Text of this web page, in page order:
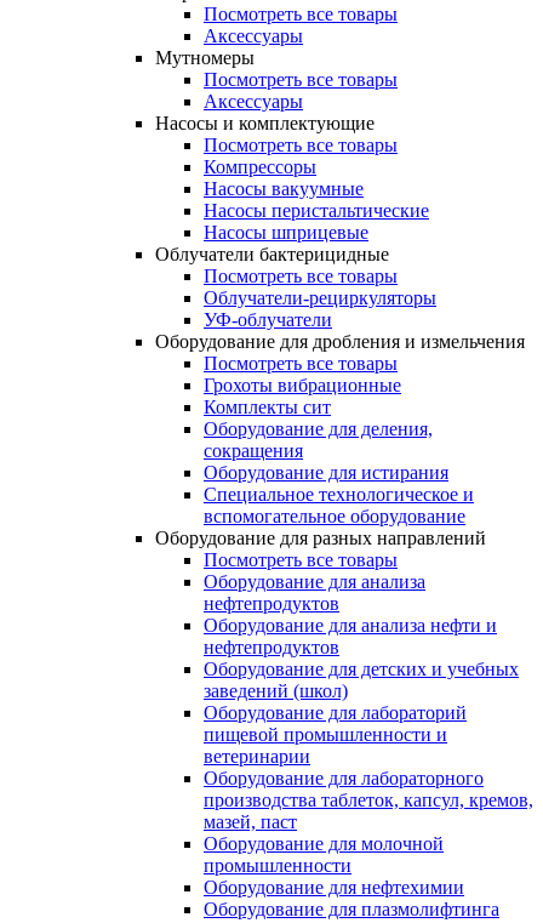
Посмотреть все товары
Аксессуары
Мутномеры
Посмотреть все товары
Аксессуары
Насосы и комплектующие
Посмотреть все товары
Компрессоры
Насосы вакуумные
Насосы перистальтические
Насосы шприцевые
Облучатели бактерицидные
Посмотреть все товары
Облучатели-рециркуляторы
УФ-облучатели
Оборудование для дробления и измельчения
Посмотреть все товары
Грохоты вибрационные
Комплекты сит
Оборудование для деления,
сокращения
Оборудование для истирания
Специальное технологическое и
вспомогательное оборудование
Оборудование для разных направлений
Посмотреть все товары
Оборудование для анализа
нефтепродуктов
Оборудование для анализа нефти и
нефтепродуктов
Оборудование для детских и учебных
заведений (школ)
Оборудование для лабораторий
пищевой промышленности и
ветеринарии
Оборудование для лабораторного
производства таблеток, капсул, кремов,
мазей, паст
Оборудование для молочной
промышленности
Оборудование для нефтехимии
Оборудование для плазмолифтинга